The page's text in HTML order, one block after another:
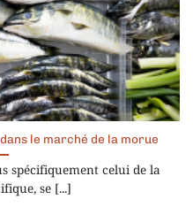
le marché de la morue
spécifiquement celui de la
se [...]